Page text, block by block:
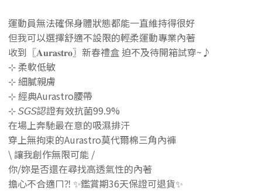
運動員無法確保身體狀態都能一直維持得很好
但我可以選擇舒適不設限的輕柔運動專業內著
收到〖𝐀𝐮𝐫𝐚𝐬𝐭𝐫𝐨〗新春禮盒 迫不及待開箱試穿~♪
⊹ 柔軟低敏
⊹ 細膩親膚
⊹ 經典Aurastro腰帶
⊹ 𝘚𝘎𝘚認證有效抗菌99.9%
在場上奔馳最在意的吸濕排汗
穿上無拘束的Aurastro莫代爾棉三角內褲
\ 讓我創作無限可能 /
你/妳是否還在尋找高透氣性的內著
擔心不合適ㄇ⁈ ✨鑑賞期36天保證可退貨✨